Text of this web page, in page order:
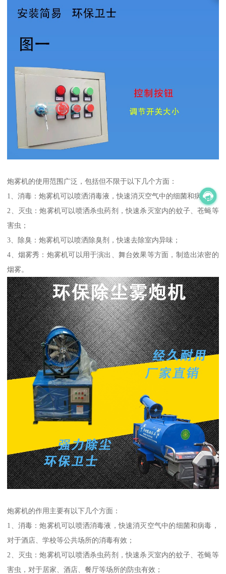
炮雾机的使用范围广泛，包括但不限于以下几个方面：
1、消毒：炮雾机可以喷洒消毒液，快速消灭空气中的细菌和病毒；
2、灭虫：炮雾机可以喷洒杀虫药剂，快速杀灭室内的蚊子、苍蝇等
害虫；
3、除臭：炮雾机可以喷洒除臭剂，快速去除室内异味；
4、烟雾秀：炮雾机可以用于演出、舞台效果等方面，制造出浓密的
烟雾。
炮雾机的作用主要有以下几个方面：
1、消毒：炮雾机可以喷洒消毒液，快速消灭空气中的细菌和病毒，
对于酒店、学校等公共场所的消毒有效；
2、灭虫：炮雾机可以喷洒杀虫药剂，快速杀灭室内的蚊子、苍蝇等
害虫，对于居家、酒店、餐厅等场所的防虫有效；